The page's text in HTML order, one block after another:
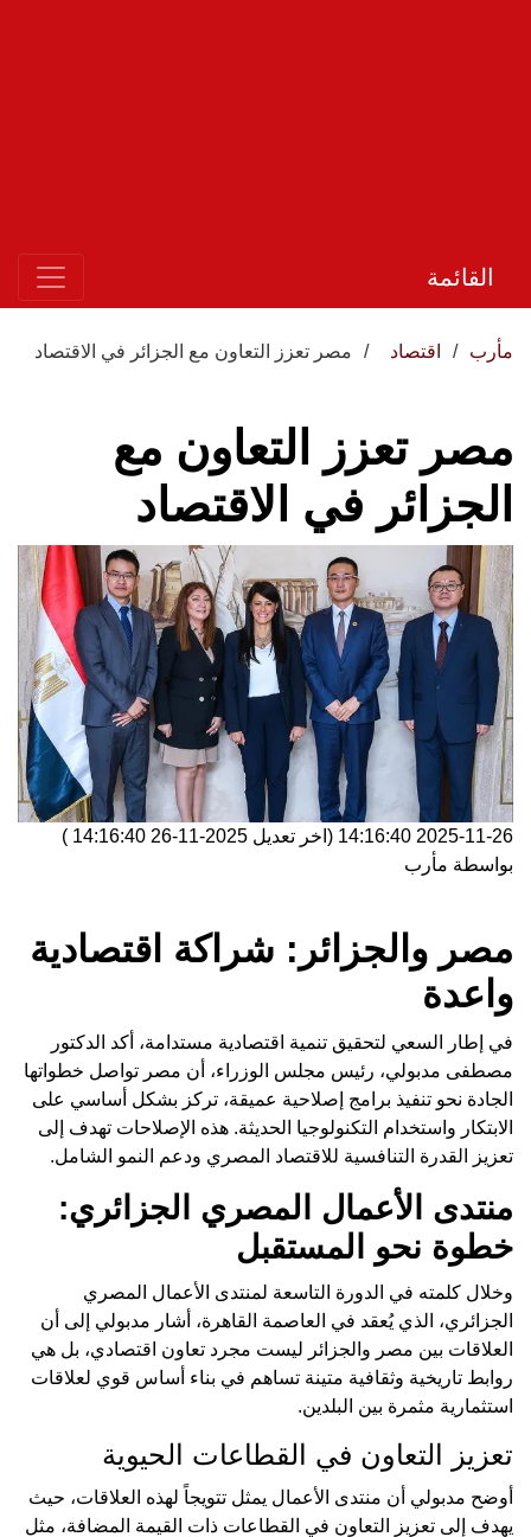
القائمة
مأرب اقتصاد مصر تعزز التعاون مع الجزائر في الاقتصاد
مصر تعزز التعاون مع
الجزائر في الاقتصاد
2025-11-26 14:16:40 (اخر تعديل 2025-11-26 14:16:40
)
بواسطة مأرب
مصر والجزائر: شراكة اقتصادية
واعدة
في إطار السعي لتحقيق تنمية اقتصادية مستدامة، أكد الدكتور
مصطفى مدبولي، رئيس مجلس الوزراء، أن مصر تواصل خطواتها
الجادة نحو تنفيذ برامج إصلاحية عميقة، تركز بشكل أساسي على
الابتكار واستخدام التكنولوجيا الحديثة. هذه الإصلاحات تهدف إلى
تعزيز القدرة التنافسية للاقتصاد المصري ودعم النمو الشامل.
منتدى الأعمال المصري الجزائري:
خطوة نحو المستقبل
وخلال كلمته في الدورة التاسعة لمنتدى الأعمال المصري
الجزائري، الذي يُعقد في العاصمة القاهرة، أشار مدبولي إلى أن
العلاقات بين مصر والجزائر ليست مجرد تعاون اقتصادي، بل هي
روابط تاريخية وثقافية متينة تساهم في بناء أساس قوي لعلاقات
استثمارية مثمرة بين البلدين.
تعزيز التعاون في القطاعات الحيوية
أوضح مدبولي أن منتدى الأعمال يمثل تتويجاً لهذه العلاقات، حيث
يهدف إلى تعزيز التعاون في القطاعات ذات القيمة المضافة، مثل